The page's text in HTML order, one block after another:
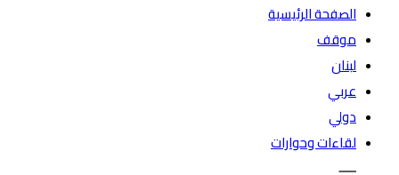
الصفحة الرئيسية
موقف
لبنان
عربي
دولي
لقاءات وحوارات